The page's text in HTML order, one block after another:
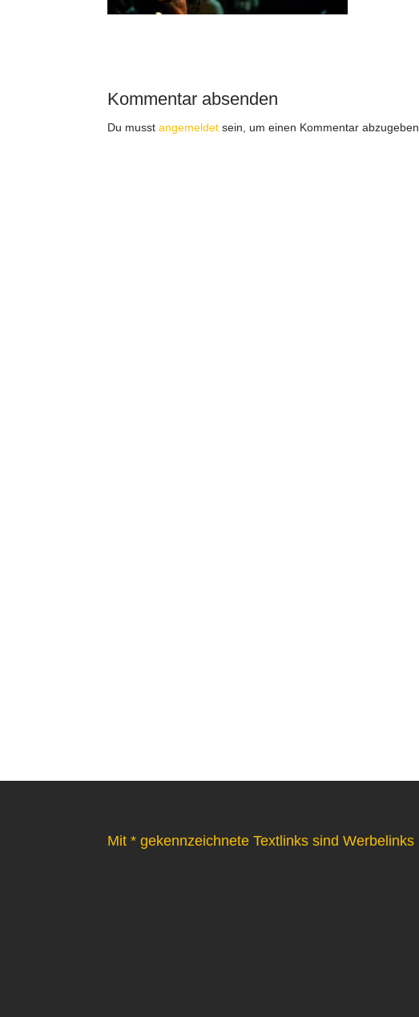
Kommentar absenden
Du musstangemeldet sein, um einen Kommentar abzugeben.
Mit * gekennzeichnete Textlinks sind Werbelinks